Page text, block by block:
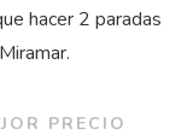
hacer 2 paradas
PRECIO